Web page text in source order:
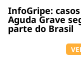
InfoGripe:
Aguda Grave
parte do Brasil